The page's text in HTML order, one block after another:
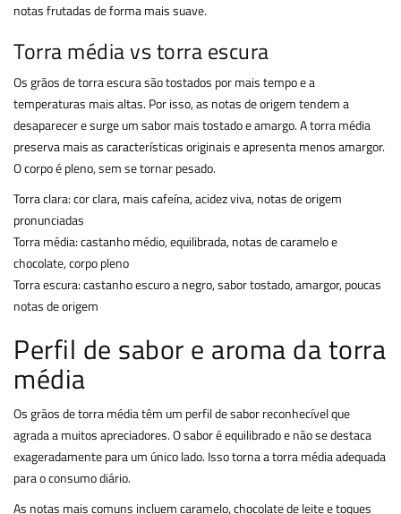
notas frutadas de forma mais suave.
Torra média vs torra escura
Os grãos de torra escura são tostados por mais tempo e a
temperaturas mais altas. Por isso, as notas de origem tendem a
desaparecer e surge um sabor mais tostado e amargo. A torra média
preserva mais as características originais e apresenta menos amargor.
O corpo é pleno, sem se tornar pesado.
Torra clara: cor clara, mais cafeína, acidez viva, notas de origem
pronunciadas
Torra média: castanho médio, equilibrada, notas de caramelo e
chocolate, corpo pleno
Torra escura: castanho escuro a negro, sabor tostado, amargor, poucas
notas de origem
Perfil de sabor e aroma da torra
média
Os grãos de torra média têm um perfil de sabor reconhecível que
agrada a muitos apreciadores. O sabor é equilibrado e não se destaca
exageradamente para um único lado. Isso torna a torra média adequada
para o consumo diário.
As notas mais comuns incluem caramelo, chocolate de leite e toques